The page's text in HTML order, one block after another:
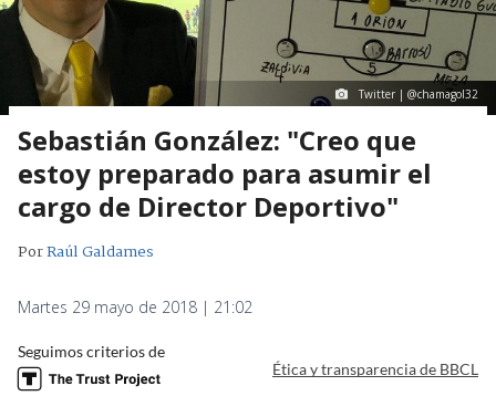
Twitter | @chamagol32
Sebastián González: "Creo que
estoy preparado para asumir el
cargo de Director Deportivo"
PorRaúl Galdames
Martes 29 mayo de 2018 | 21:02
Seguimos criterios de
Ética y transparencia de BBCL